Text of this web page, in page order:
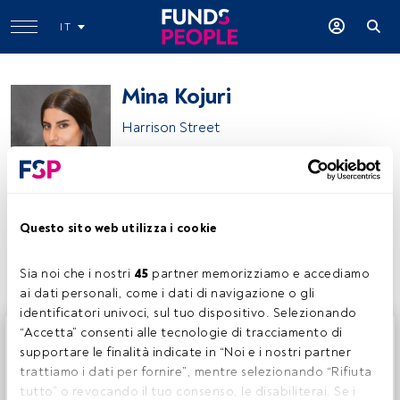
Questo sito web utilizza i cookie
Sia noi che i nostri 45 partner memorizziamo e accediamo
ai dati personali, come i dati di navigazione o gli
identificatori univoci, sul tuo dispositivo. Selezionando
“Accetta” consenti alle tecnologie di tracciamento di
supportare le finalità indicate in “Noi e i nostri partner
trattiamo i dati per fornire”, mentre selezionando “Rifiuta
tutto” o revocando il tuo consenso, le disabiliterai. Se i
IT
Mina Kojuri
Harrison Street
Condividi:
Questo è un articolo riservato agli utenti FundsPeople. Se
sei già registrato, accedi tramite il pulsante Login. Se non
hai ancora un account, ti invitiamo a registrarti per scoprire
tutti i contenuti che FundsPeople ha da offrire.